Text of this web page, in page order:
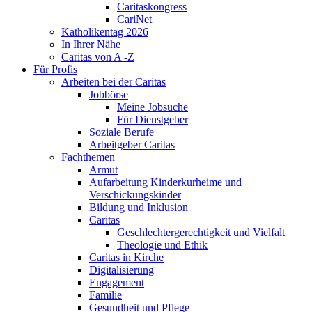
Caritaskongress
CariNet
Katholikentag 2026
In Ihrer Nähe
Caritas von A -Z
Für Profis
Arbeiten bei der Caritas
Jobbörse
Meine Jobsuche
Für Dienstgeber
Soziale Berufe
Arbeitgeber Caritas
Fachthemen
Armut
Aufarbeitung Kinderkurheime und
Verschickungskinder
Bildung und Inklusion
Caritas
Geschlechtergerechtigkeit und Vielfalt
Theologie und Ethik
Caritas in Kirche
Digitalisierung
Engagement
Familie
Gesundheit und Pflege